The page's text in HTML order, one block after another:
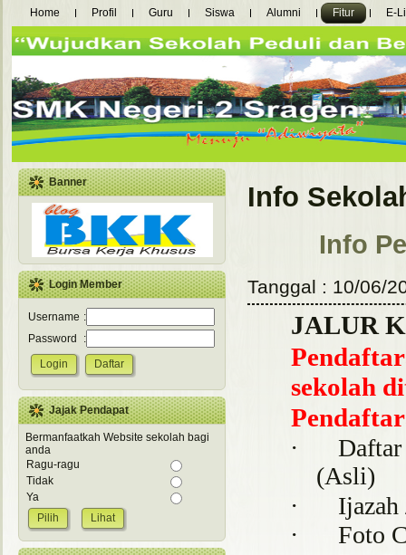
Home Profil Guru Siswa Alumni Fitur E-
Banner
Login Member
Username :
Password
:
Jajak Pendapat
Bermanfaatkah Website sekolah bagi
anda
Ragu-ragu
Tidak
Ya
Lihat
Info
Info
Tanggal : 10/06/
JALUR
sekolah
·
(Asli)
·
·
Foto